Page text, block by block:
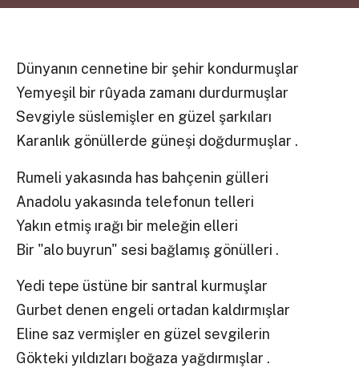
Dünyanın cennetine bir şehir kondurmuşlar
Yemyeşil bir rûyada zamanı durdurmuşlar
Sevgiyle süslemişler en güzel şarkıları
Karanlık gönüllerde güneşi doğdurmuşlar .
Rumeli yakasında has bahçenin gülleri
Anadolu yakasında telefonun telleri
Yakın etmiş ırağı bir meleğin elleri
Bir "alo buyrun" sesi bağlamış gönülleri .
Yedi tepe üstüne bir santral kurmuşlar
Gurbet denen engeli ortadan kaldırmışlar
Eline saz vermişler en güzel sevgilerin
Gökteki yıldızları boğaza yağdırmışlar .